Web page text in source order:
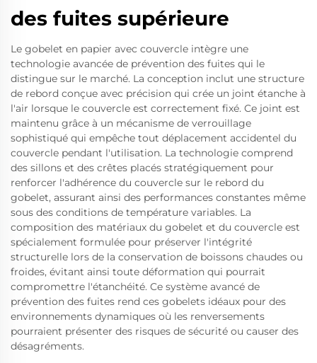
des fuites supérieure
Le gobelet en papier avec couvercle intègre une
technologie avancée de prévention des fuites qui le
distingue sur le marché. La conception inclut une structure
de rebord conçue avec précision qui crée un joint étanche à
l'air lorsque le couvercle est correctement fixé. Ce joint est
maintenu grâce à un mécanisme de verrouillage
sophistiqué qui empêche tout déplacement accidentel du
couvercle pendant l'utilisation. La technologie comprend
des sillons et des crêtes placés stratégiquement pour
renforcer l'adhérence du couvercle sur le rebord du
gobelet, assurant ainsi des performances constantes même
sous des conditions de température variables. La
composition des matériaux du gobelet et du couvercle est
spécialement formulée pour préserver l'intégrité
structurelle lors de la conservation de boissons chaudes ou
froides, évitant ainsi toute déformation qui pourrait
compromettre l'étanchéité. Ce système avancé de
prévention des fuites rend ces gobelets idéaux pour des
environnements dynamiques où les renversements
pourraient présenter des risques de sécurité ou causer des
désagréments.